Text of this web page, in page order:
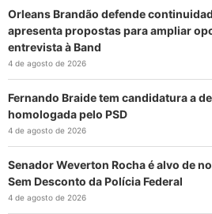
Orleans Brandão defende
apresenta propostas para ampliar
entrevista à Band
4 de agosto de 2026
Fernando Braide tem candidatura a
homologada pelo PSD
4 de agosto de 2026
Senador Weverton Rocha é alvo de
Sem Desconto da Polícia Federal
4 de agosto de 2026